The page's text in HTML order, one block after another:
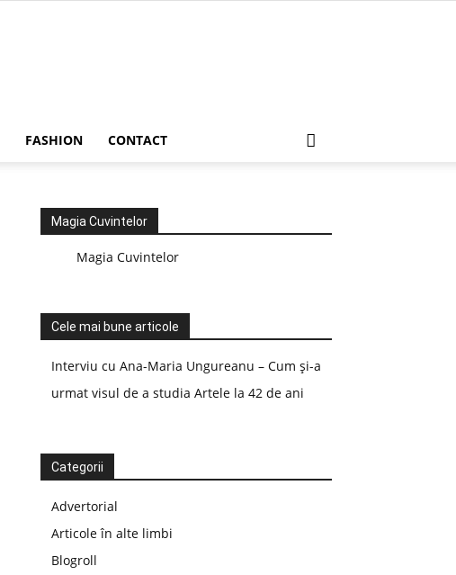
FASHION CONTACT
Magia Cuvintelor
Magia Cuvintelor
Cele mai bune articole
Interviu cu Ana-Maria Ungureanu – Cum și-a
urmat visul de a studia Artele la 42 de ani
Categorii
Advertorial
Articole în alte limbi
Blogroll